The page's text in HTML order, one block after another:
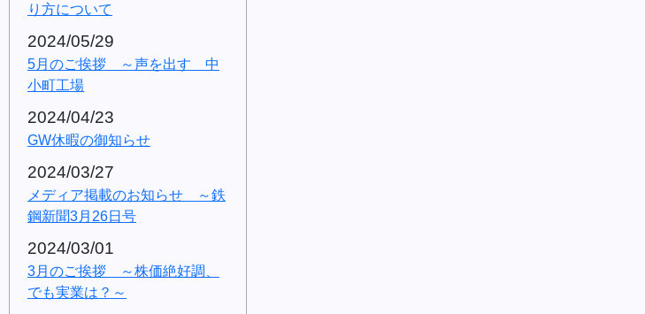
り方について
2024/05/29
5月のご挨拶 ～声を出す 中
小町工場
2024/04/23
GW休暇の御知らせ
2024/03/27
メディア掲載のお知らせ ～鉄
鋼新聞3月26日号
2024/03/01
3月のご挨拶 ～株価絶好調、
でも実業は？～